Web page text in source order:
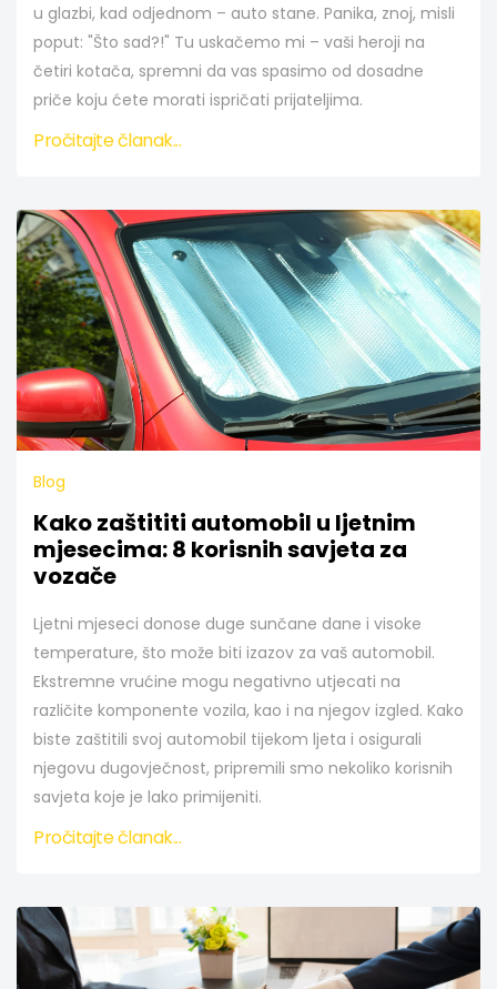
u glazbi, kad odjednom – auto stane. Panika, znoj, misli
poput: "Što sad?!" Tu uskačemo mi – vaši heroji na
četiri kotača, spremni da vas spasimo od dosadne
priče koju ćete morati ispričati prijateljima.
Pročitajte članak...
Blog
Kako zaštititi automobil u ljetnim
mjesecima: 8 korisnih savjeta za
vozače
Ljetni mjeseci donose duge sunčane dane i visoke
temperature, što može biti izazov za vaš automobil.
Ekstremne vrućine mogu negativno utjecati na
različite komponente vozila, kao i na njegov izgled. Kako
biste zaštitili svoj automobil tijekom ljeta i osigurali
njegovu dugovječnost, pripremili smo nekoliko korisnih
savjeta koje je lako primijeniti.
Pročitajte članak...